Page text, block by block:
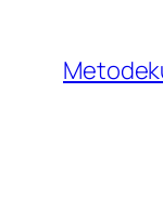
content